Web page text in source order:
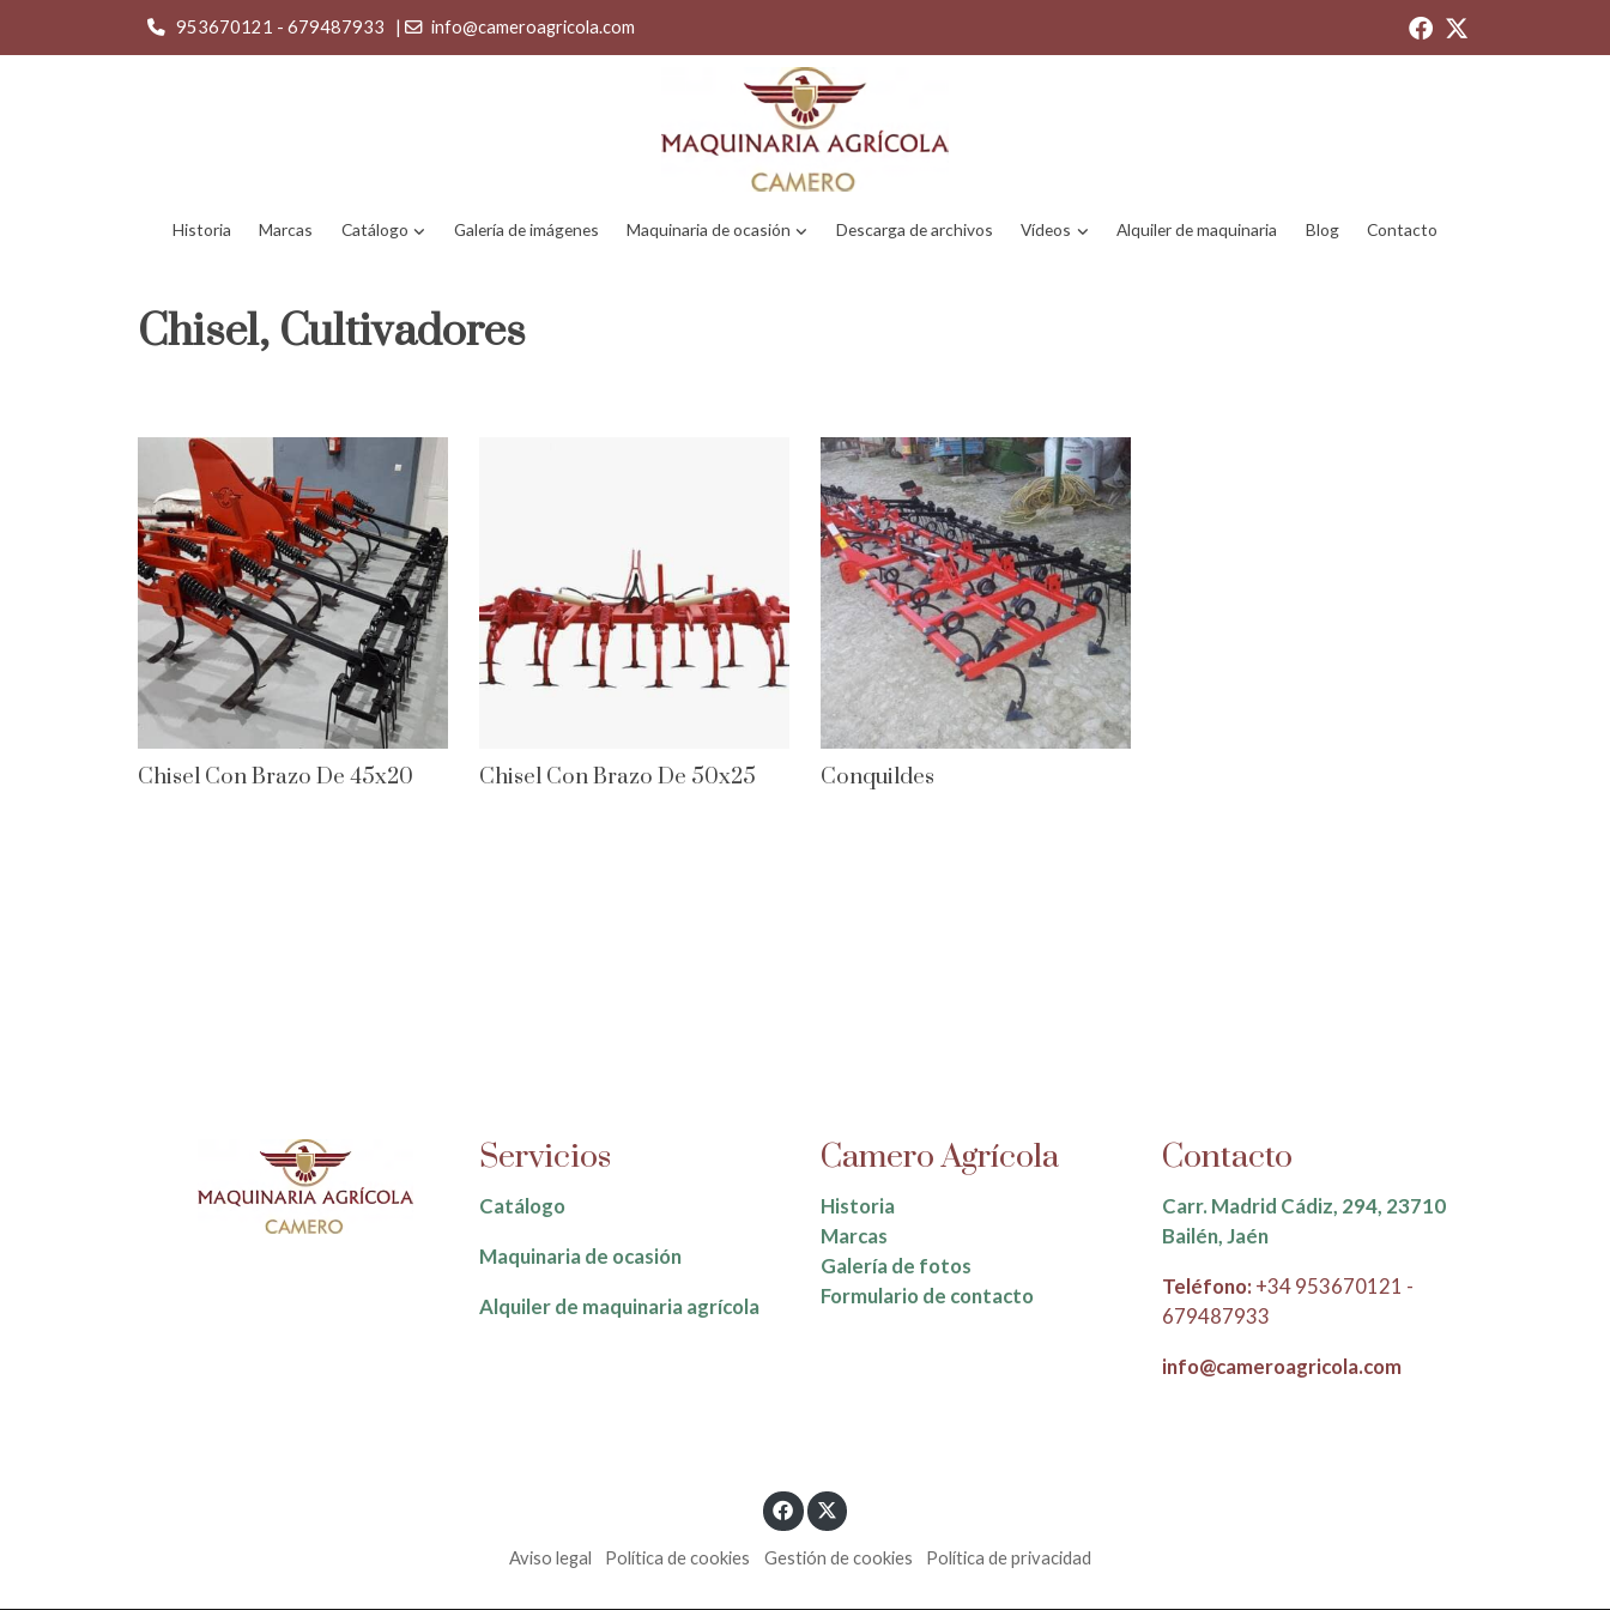
953670121 - 679487933 | info@cameroagricola.com
Historia Marcas Catálogo Galería de imágenes Maquinaria de ocasión Descarga de archivos Vídeos Alquiler de maquinaria Blog Contacto
Chisel, Cultivadores
Chisel Con Brazo De 45x20 Chisel Con Brazo De 50x25 Conquildes
Servicios
Catálogo
Maquinaria de ocasión
Alquiler de maquinaria agrícola
Camero Agrícola
Historia
Marcas
Galería de fotos
Formulario de contacto
Contacto
Carr. Madrid Cádiz, 294, 23710
Bailén, Jaén
Teléfono: +34 953670121 -
679487933
info@cameroagricola.com
Aviso legal Política de cookies Gestión de cookies Política de privacidad